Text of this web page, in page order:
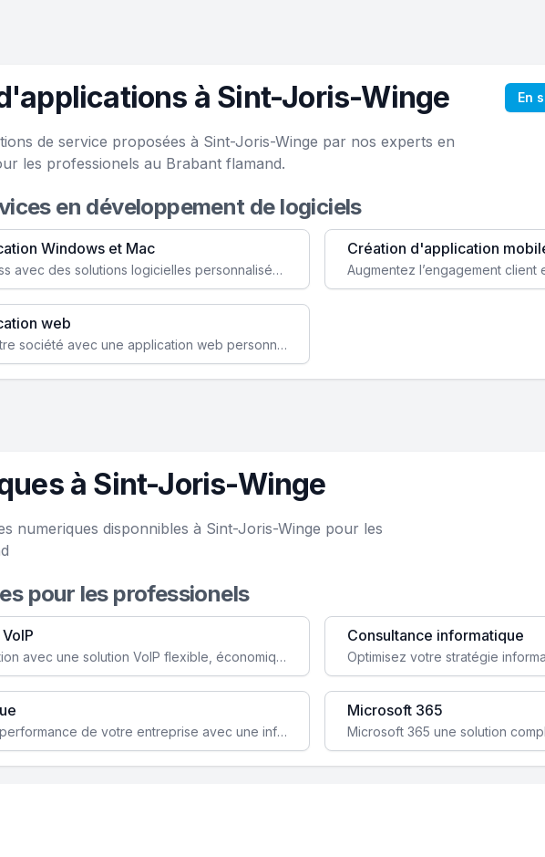
à Sint-Joris-Winge En
de service proposées à Sint-Joris-Winge par nos experts en
les professionels au Brabant flamand.
en développement de logiciels
Windows et Mac
Faites évoluer votre business avec des solutions logicielles personnalisées, parfaitement adaptées à vos besoins spécifiques.
Création d'application
web
Améliorez l'efficacité de votre société avec une application web personnalisée accessible partout et tout le temps.
à Sint-Joris-Winge
numeriques disponnibles à Sint-Joris-Winge pour les
pour les professionels
Simplifiez votre communication avec une solution VoIP flexible, économique et adaptée à vos besoins professionnels.
Consultance informatique
Garantissez la stabilité et la performance de votre entreprise avec une infrastructure IT sécurisée et évolutive.
Microsoft 365